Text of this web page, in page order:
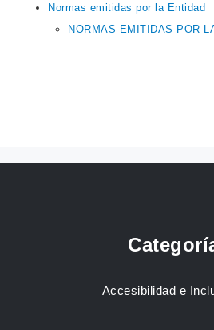
Normas emitidas por la Entidad
NORMAS EMITIDAS POR
Accesibilidad e